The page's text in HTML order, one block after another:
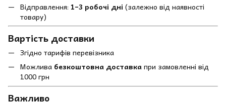
Відправлення: 1–3 робочі дні (залежно від наявності
товару)
Вартість доставки
Згідно тарифів перевізника
Можлива безкоштовна доставкапри замовленні від
1000 грн
Важливо